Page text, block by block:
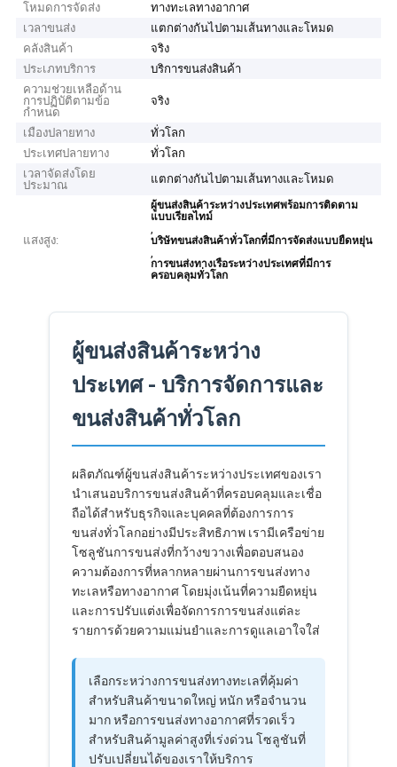
โหมดการจัดส่ง
ทางทะเลทางอากาศ
เวลาขนส่ง
แตกต่างกันไปตามเส้นทางและโหมด
คลังสินค้า
จริง
ประเภทบริการ
บริการขนส่งสินค้า
ความช่วยเหลือด้าน
การปฏิบัติตามข้อ
กำหนด
จริง
เมืองปลายทาง
ทั่วโลก
ประเทศปลายทาง
ทั่วโลก
เวลาจัดส่งโดย
ประมาณ
แตกต่างกันไปตามเส้นทางและโหมด
แสงสูง:
ผู้ขนส่งสินค้าระหว่างประเทศพร้อมการติดตาม
แบบเรียลไทม์
,
บริษัทขนส่งสินค้าทั่วโลกที่มีการจัดส่งแบบยืดหยุ่น
,
การขนส่งทางเรือระหว่างประเทศที่มีการ
ครอบคลุมทั่วโลก
ผู้ขนส่งสินค้าระหว่าง
ประเทศ - บริการจัดการและ
ขนส่งสินค้าทั่วโลก
ผลิตภัณฑ์ผู้ขนส่งสินค้าระหว่างประเทศของเรา
นำเสนอบริการขนส่งสินค้าที่ครอบคลุมและเชื่อ
ถือได้สำหรับธุรกิจและบุคคลที่ต้องการการ
ขนส่งทั่วโลกอย่างมีประสิทธิภาพ เรามีเครือข่าย
โซลูชันการขนส่งที่กว้างขวางเพื่อตอบสนอง
ความต้องการที่หลากหลายผ่านการขนส่งทาง
ทะเลหรือทางอากาศ โดยมุ่งเน้นที่ความยืดหยุ่น
และการปรับแต่งเพื่อจัดการการขนส่งแต่ละ
รายการด้วยความแม่นยำและการดูแลเอาใจใส่
เลือกระหว่างการขนส่งทางทะเลที่คุ้มค่า
สำหรับสินค้าขนาดใหญ่ หนัก หรือจำนวน
มาก หรือการขนส่งทางอากาศที่รวดเร็ว
สำหรับสินค้ามูลค่าสูงที่เร่งด่วน โซลูชันที่
ปรับเปลี่ยนได้ของเราให้บริการ